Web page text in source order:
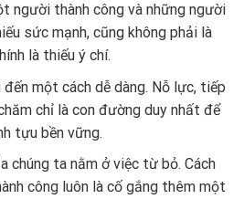
người thành công và những người
sức mạnh, cũng không phải là
là thiếu ý chí.
một cách dễ dàng. Nỗ lực, tiếp
chỉ là con đường duy nhất để
tựu bền vững.
chúng ta nằm ở việc từ bỏ. Cách
công luôn là cố gắng thêm một